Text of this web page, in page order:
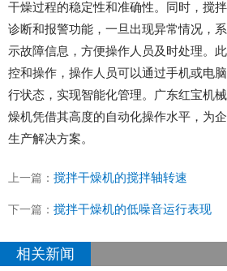
干燥过程的稳定性和准确性。同时，搅
诊断和报警功能，一旦出现异常情况，
示故障信息，方便操作人员及时处理。
控和操作，操作人员可以通过手机或电
行状态，实现智能化管理。广东红宝机
燥机凭借其高度的自动化操作水平，为
生产解决方案。
上一篇： 搅拌干燥机的搅拌轴转速
下一篇： 搅拌干燥机的低噪音运行表现
相关新闻